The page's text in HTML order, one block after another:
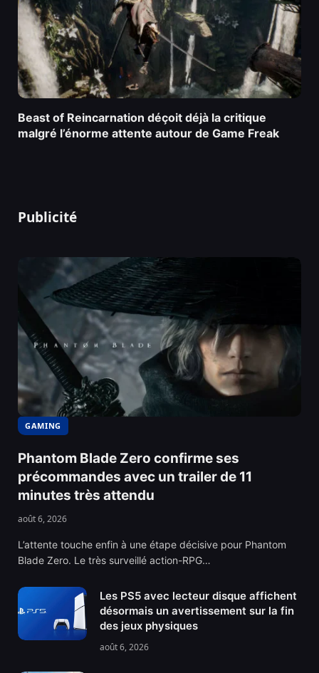
Beast of Reincarnation déçoit déjà la critique
malgré l’énorme attente autour de Game Freak
Publicité
GAMING
Phantom Blade Zero confirme ses
précommandes avec un trailer de 11
minutes très attendu
août 6, 2026
L’attente touche enfin à une étape décisive pour Phantom
Blade Zero. Le très surveillé action-RPG…
Les PS5 avec lecteur disque affichent
désormais un avertissement sur la fin
des jeux physiques
août 6, 2026